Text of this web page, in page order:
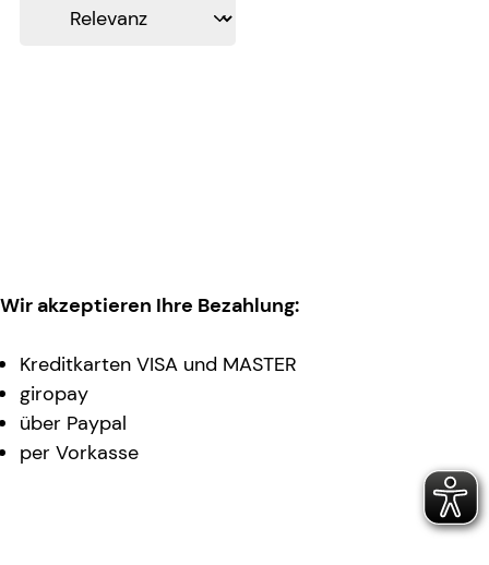
Wir akzeptieren Ihre Bezahlung:
Kreditkarten VISA und MASTER
giropay
über Paypal
per Vorkasse